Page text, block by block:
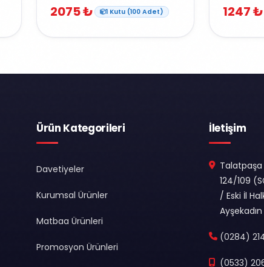
2075 ₺ 1 Kutu (100 Adet) 1247 ₺
Ürün Kategorileri
Davetiyeler
Kurumsal Ürünler
Matbaa Ürünleri
Promosyon Ürünleri
İletişim
Talatpaşa
124/109
/ Eski İl
Ayşekadın
(0284)
(0533)